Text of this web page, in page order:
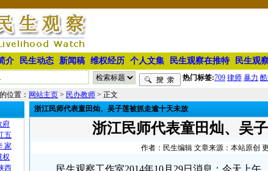
介 民生动态 新闻稿 维权经历 个人文集 民生观察在推特 民生观
热门标签:709 律师 暴力
位置： 网站主页 > 民办教师 > 正文
府
五
家
权
西
浙江民师代表童田灿、吴子莲被抓走逾十天未放
浙江民师代表童田灿、吴
作者：民生编辑 文章来源：本站原创
民生观察工作室2014年10月29日消息：今天上